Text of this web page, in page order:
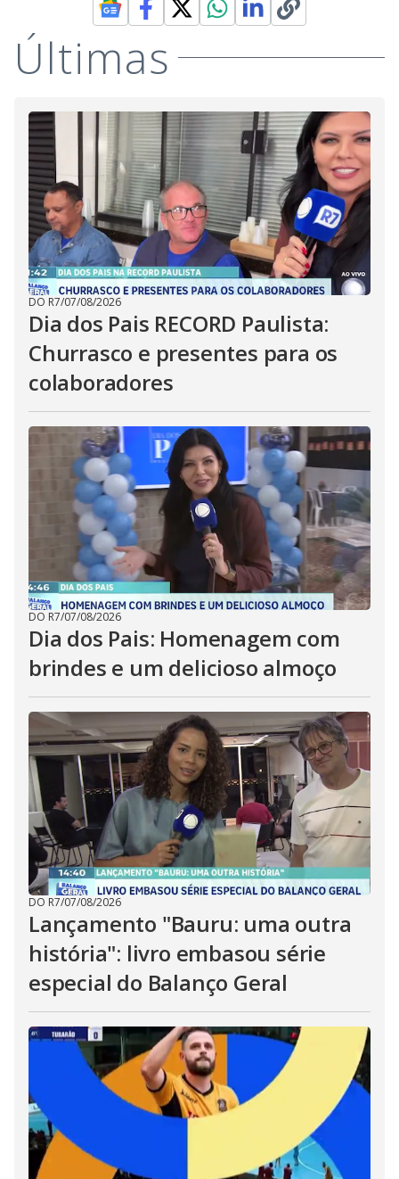
Últimas
DO R7/07/08/2026
Dia dos Pais RECORD Paulista:
Churrasco e presentes para os
colaboradores
DO R7/07/08/2026
Dia dos Pais: Homenagem com
brindes e um delicioso almoço
DO R7/07/08/2026
Lançamento "Bauru: uma outra
história": livro embasou série
especial do Balanço Geral